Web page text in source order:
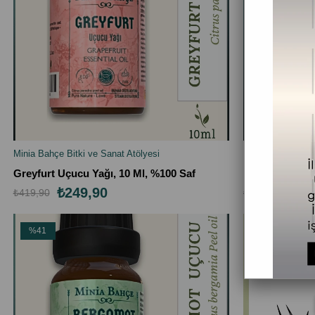
SEPETE EKLE
Minia Bahçe Bitki ve Sanat Atölyesi
Greyfurt Uçucu Yağı, 10 Ml, %100 Saf
₺249,90
₺419,90
SEPETE
Biberiye
₺359,90
%41
%41İndirim